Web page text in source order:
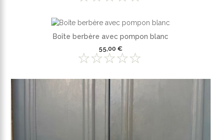
Boîte berbère avec pompon blanc
55,00 €